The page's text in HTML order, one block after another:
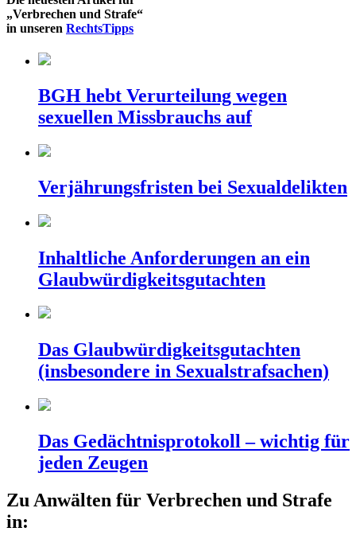
„Verbrechen und Strafe“
in unseren RechtsTipps
BGH hebt Verurteilung wegen
sexuellen Missbrauchs auf
Verjährungsfristen bei Sexualdelikten
Inhaltliche Anforderungen an ein
Glaubwürdigkeitsgutachten
Das Glaubwürdigkeitsgutachten
(insbesondere in Sexualstrafsachen)
Das Gedächtnisprotokoll – wichtig für
jeden Zeugen
Zu Anwälten für Verbrechen und Strafe
in: